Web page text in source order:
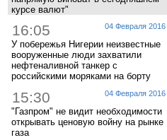
курсе валют"
04 Февраля 2016
16:05
У побережья Нигерии неизвестные
вооруженные люди захватили
нефтеналивной танкер с
российскими моряками на борту
04 Февраля 2016
15:30
"Газпром" не видит необходимости
открывать ценовую войну на рынке
газа